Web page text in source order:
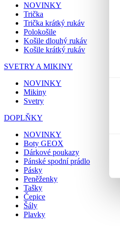
NOVINKY
Trička
Trička krátký rukáv
Polokošile
Košile dlouhý rukáv
Košile krátký rukáv
SVETRY A MIKINY
NOVINKY
Mikiny
Svetry
DOPLŇKY
NOVINKY
Boty GEOX
Dárkové poukazy
Pánské spodní prádlo
Pásky
Peněženky
Tašky
Čepice
Šály
Plavky